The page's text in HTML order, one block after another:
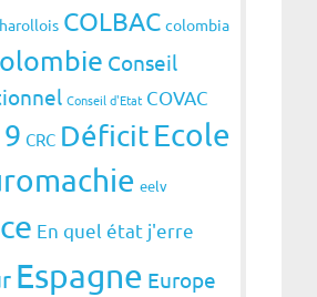
COLBAC colombia
Conseil
Conseil d'Etat COVAC
CRC DéficitEcole
eelv
En quel état j'erre
Espagne Europe